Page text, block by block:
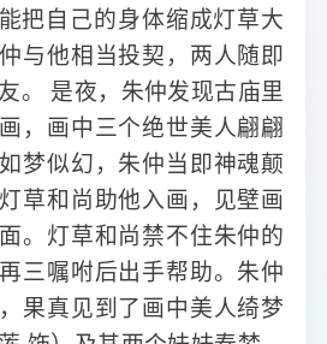
自己的身体缩成灯草大
与他相当投契，两人随即
。 是夜，朱仲发现古庙里
，画中三个绝世美人翩翩
梦似幻，朱仲当即神魂颠
草和尚助他入画，见壁画
。灯草和尚禁不住朱仲的
三嘱咐后出手帮助。朱仲
果真见到了画中美人绮梦